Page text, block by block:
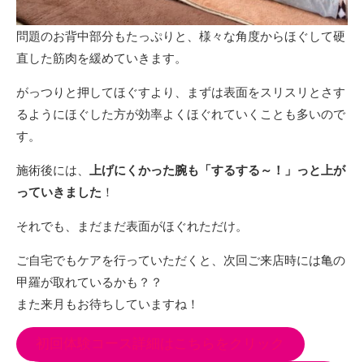
問題のお背中部分もたっぷりと、様々な角度からほぐして硬
直した筋肉を緩めていきます。
がっつりと押してほぐすより、まずは表面をスリスリとさす
るようにほぐした方が効率よくほぐれていくことも多いので
す。
施術後には、
上げにくかった腕も「するする～！」っと上が
っていきました ！
それでも、まだまだ表面がほぐれただけ。
ご自宅でもケアを行っていただくと、次回ご来店時には亀の
甲羅が取れているかも？？
また来月もお待ちしていますね！
初回体験コース詳細はこちらをクリック